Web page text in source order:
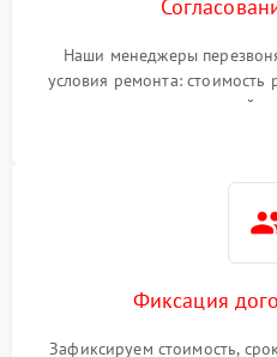
Наши менеджеры
условия ремонта:
Фиксация
Зафиксируем стоимость,